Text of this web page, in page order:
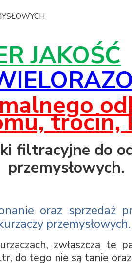
JAKOŚĆ
trocin,
filtracyjne do
przemysłowych.
oraz sprzedaż
przemysłowych.
zwłaszcza te
do tego nie są tanie